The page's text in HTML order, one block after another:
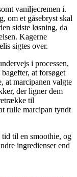
vaniljecremen i.
om et gåsebryst skal
sidste løsning, da
Kagerne
sigtes over.
i processen,
at forsøget
marcipanen valgte
der ligner dem
til
rulle marcipan tyndt
til en smoothie, og
ingredienser end